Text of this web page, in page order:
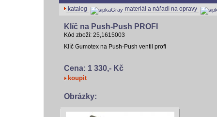
katalog materiál a nářadí na opravy
Klíč na Push-Push PROFI
Kód zboží: 25,1615003
Klíč Gumotex na Push-Push ventil profi
Cena: 1 330,- Kč
koupit
Obrázky: